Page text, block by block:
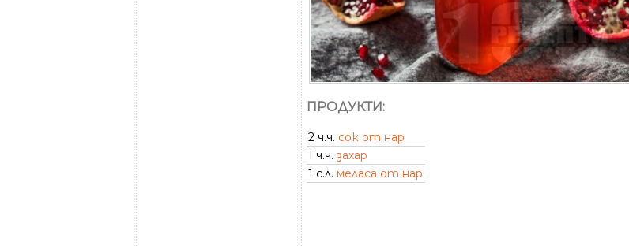
ПРОДУКТИ:
2 ч.ч. сок от нар
1 ч.ч. захар
1 с.л. меласа от нар